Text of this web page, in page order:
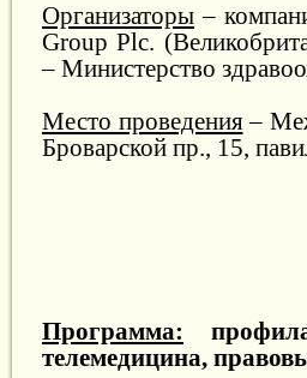
Организаторы –
Group Plc.
– Министерство
Место проведения–
Броварской пр., 15,
Программа:
телемедицина,